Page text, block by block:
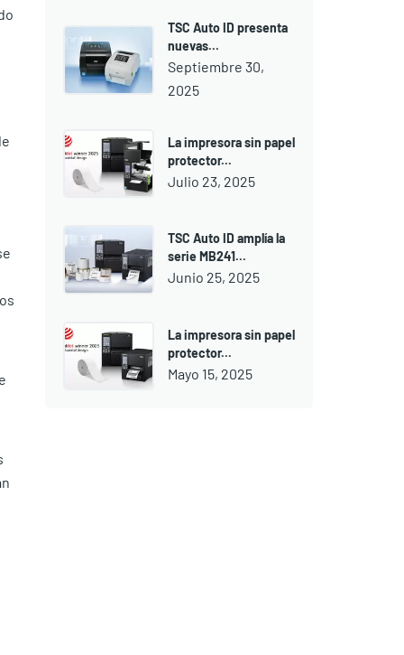
TSC Auto ID presenta
nuevas...
Septiembre 30,
2025
La impresora sin papel
protector...
Julio 23, 2025
TSC Auto ID amplía la
serie MB241...
Junio 25, 2025
La impresora sin papel
protector...
Mayo 15, 2025